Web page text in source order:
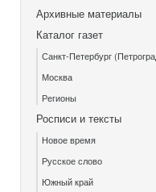
Архивные материалы
Каталог газет
Санкт-Петербург
Москва
Регионы
Росписи и тексты
Новое время
Русское слово
Южный край